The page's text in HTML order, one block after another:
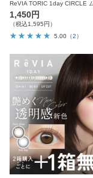
1,450円
（税込1,595円）
5.00 （2）